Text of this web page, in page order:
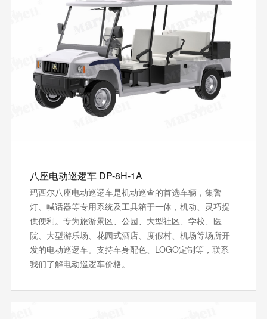
八座电动巡逻车 DP-8H-1A
玛西尔八座电动巡逻车是机动巡查的首选车辆，集警
灯、喊话器等专用系统及工具箱于一体，机动、灵巧提
供便利。专为旅游景区、公园、大型社区、学校、医
院、大型游乐场、花园式酒店、度假村、机场等场所开
发的电动巡逻车。支持‌车身配色、LOGO定制等，联系
我们了解电动巡逻车价格。